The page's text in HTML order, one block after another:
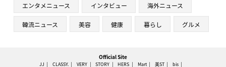
エンタメニュース インタビュー 海外ニュース
韓流ニュース 美容 健康 暮らし グルメ
Official Site
JJ CLASSY. VERY STORY HERS Mart 美ST bis